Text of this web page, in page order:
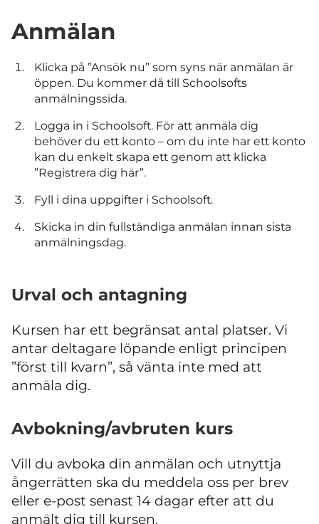
Anmälan
Klicka på ”Ansök nu” som syns när anmälan är
öppen. Du kommer då till Schoolsofts
anmälningssida.
Logga in i Schoolsoft. För att anmäla dig
behöver du ett konto – om du inte har ett konto
kan du enkelt skapa ett genom att klicka
”Registrera dig här”.
Fyll i dina uppgifter i Schoolsoft.
Skicka in din fullständiga anmälan innan sista
anmälningsdag.
Urval och antagning
Kursen har ett begränsat antal platser. Vi
antar deltagare löpande enligt principen
”först till kvarn”, så vänta inte med att
anmäla dig.
Avbokning/avbruten kurs
Vill du avboka din anmälan och utnyttja
ångerrätten ska du meddela oss per brev
eller e-post senast 14 dagar efter att du
anmält dig till kursen.